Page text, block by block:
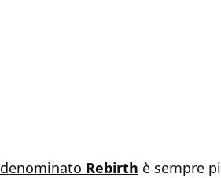
denominato Rebirth è sempre